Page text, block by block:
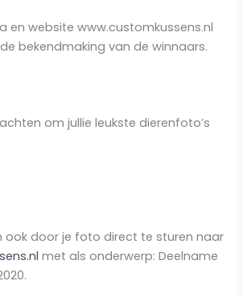
en website www.customkussens.nl
bekendmaking van de winnaars.
om jullie leukste dierenfoto’s
ook door je foto direct te sturen naar
met als onderwerp: Deelname